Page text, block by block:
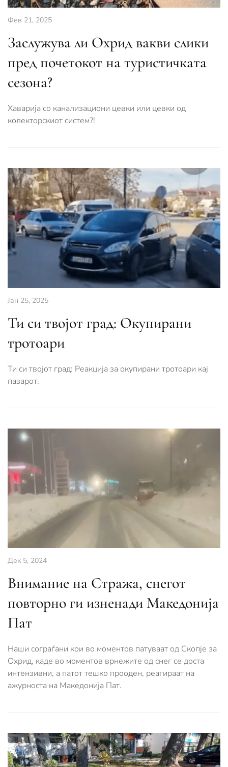
Фев 21, 2025
Заслужува ли Охрид вакви слики
пред почетокот на туристичката
сезона?
Хаварија со канализациони цевки или цевки од
колекторскиот систем?!
Јан 25, 2025
Ти си твојот град: Окупирани
тротоари
Ти си твојот град: Реакција за окупирани тротоари кај
пазарот.
Дек 5, 2024
Внимание на Стража, снегот
повторно ги изненади Македонија
Пат
Наши сограѓани кои во моментов патуваат од Скопје за
Охрид, каде во моментов врнежите од снег се доста
интензивни, а патот тешко прооден, реагираат на
ажурноста на Македонија Пат.